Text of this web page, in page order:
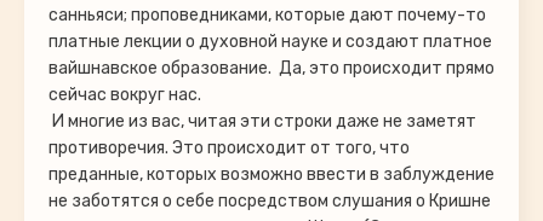
санньяси; проповедниками, которые дают почему-то
платные лекции о духовной науке и создают платное
вайшнавское образование. Да, это происходит прямо
сейчас вокруг нас.
И многие из вас, читая эти строки даже не заметят
противоречия. Это происходит от того, что
преданные, которых возможно ввести в заблуждение
не заботятся о себе посредством слушания о Кришне